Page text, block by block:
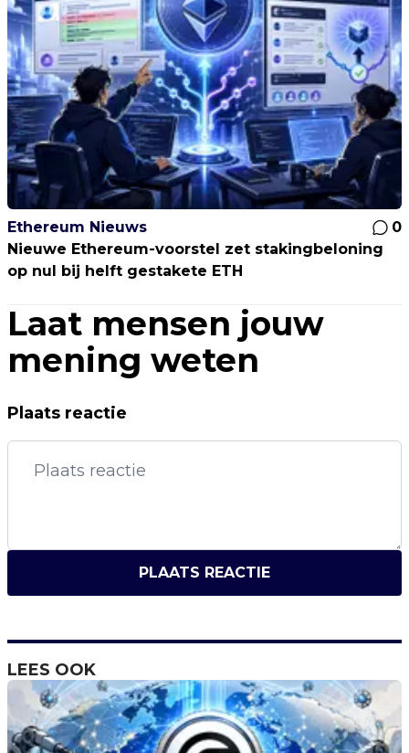
Ethereum Nieuws
0
Nieuwe Ethereum-voorstel zet stakingbeloning
op nul bij helft gestakete ETH
Laat mensen jouw
mening weten
Plaats reactie
PLAATS REACTIE
LEES OOK